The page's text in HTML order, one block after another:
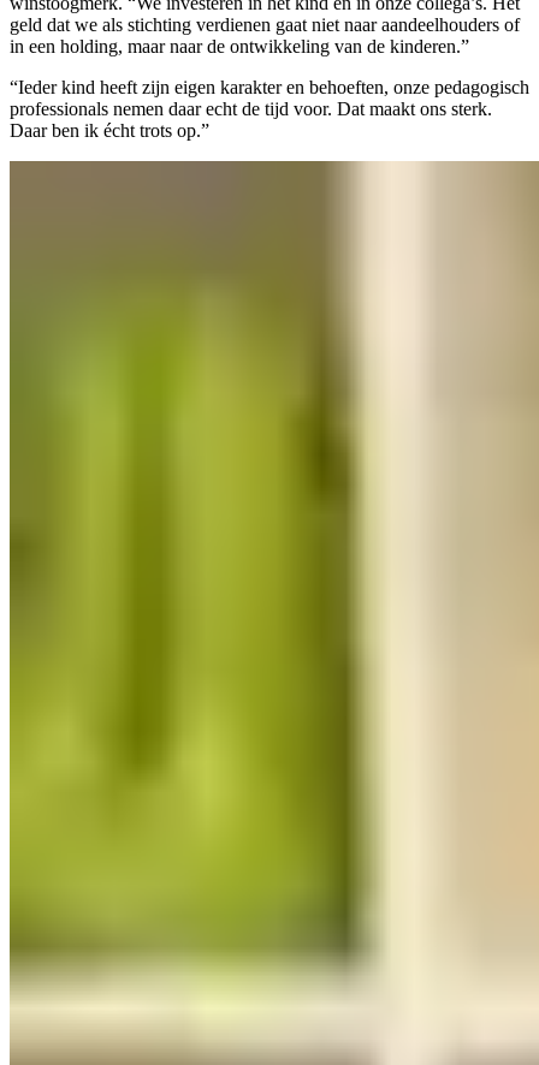
geld dat we als stichting verdienen gaat niet naar aandeelhouders of
in een holding, maar naar de ontwikkeling van de kinderen.”
“Ieder kind heeft zijn eigen karakter en behoeften, onze pedagogisch
professionals nemen daar echt de tijd voor. Dat maakt ons sterk.
Daar ben ik écht trots op.”